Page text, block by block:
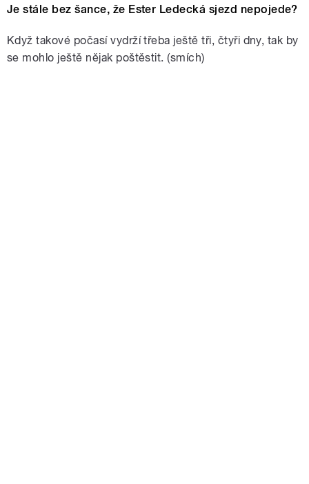
Je stále bez šance, že Ester Ledecká sjezd nepojede?
Když takové počasí vydrží třeba ještě tři, čtyři dny, tak by
se mohlo ještě nějak poštěstit. (smích)